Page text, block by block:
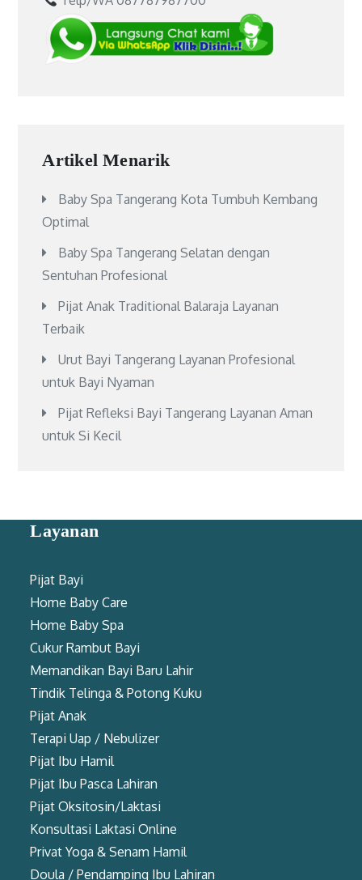
Artikel Menarik
Baby Spa Tangerang Kota Tumbuh Kembang
Optimal
Baby Spa Tangerang Selatan dengan
Sentuhan Profesional
Pijat Anak Traditional Balaraja Layanan
Terbaik
Urut Bayi Tangerang Layanan Profesional
untuk Bayi Nyaman
Pijat Refleksi Bayi Tangerang Layanan Aman
untuk Si Kecil
Layanan
Pijat Bayi
Home Baby Care
Home Baby Spa
Cukur Rambut Bayi
Memandikan Bayi Baru Lahir
Tindik Telinga & Potong Kuku
Pijat Anak
Terapi Uap / Nebulizer
Pijat Ibu Hamil
Pijat Ibu Pasca Lahiran
Pijat Oksitosin/Laktasi
Konsultasi Laktasi Online
Privat Yoga & Senam Hamil
Doula / Pendamping Ibu Lahiran